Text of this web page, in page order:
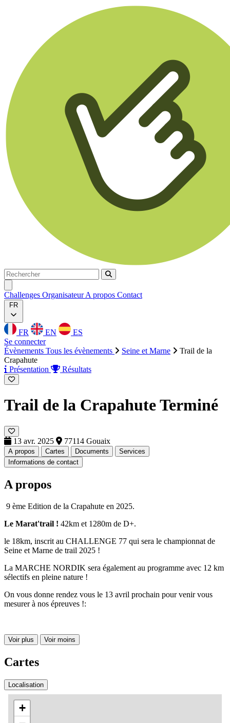
Rechercher
Rechercher
Challenges OrganisateurA propos Contact
FR
FR EN
ES
Se connecter
Évènements Tous les évènements Seine et Marne
Trail de la
Crapahute
Présentation
Résultats
Trail de la CrapahuteTerminé
13 avr. 2025 77114 Gouaix
A propos Cartes Documents
Services
Informations de contact
A propos
9 ème Edition de la Crapahute en 2025.
Le Marat'trail ! 42km et 1280m de D+.
le 18km, inscrit au CHALLENGE 77 qui sera le championnat de
Seine et Marne de trail 2025 !
La MARCHE NORDIK sera également au programme avec 12 km
sélectifs en pleine nature !
On vous donne rendez vous le 13 avril prochain pour venir vous
mesurer à nos épreuves !:
Voir plus Voir moins
Cartes
Localisation